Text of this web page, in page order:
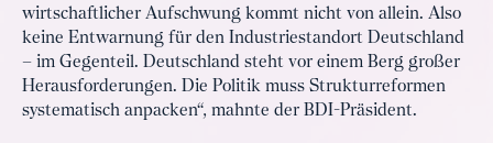
wirtschaftlicher Aufschwung kommt nicht von allein. Also
keine Entwarnung für den Industriestandort Deutschland
– im Gegenteil. Deutschland steht vor einem Berg großer
Herausforderungen. Die Politik muss Strukturreformen
systematisch anpacken“, mahnte der BDI-Präsident.